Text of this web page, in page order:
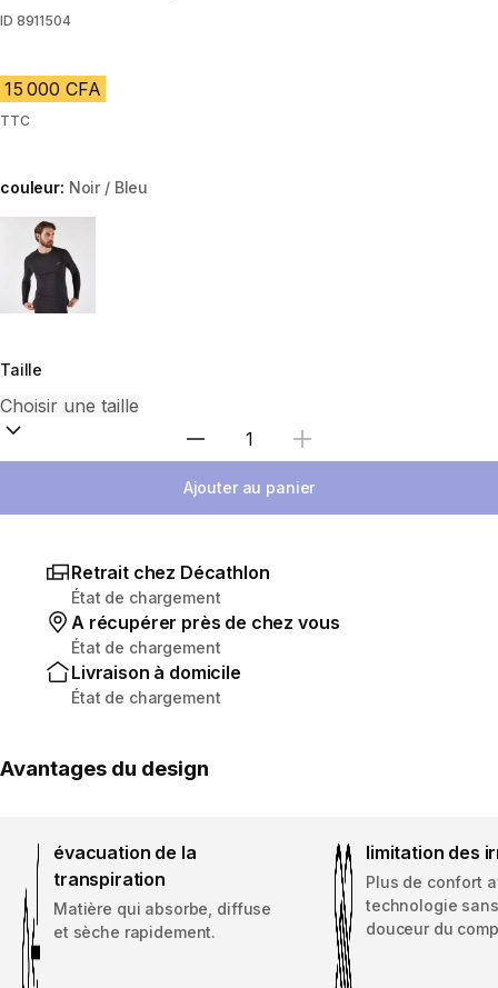
ID 8911504
15 000 CFA
TTC
couleur: Noir / Bleu
Choose a variant
Taille
Choisir une quantité
Ajouter au panier
Retrait chez Décathlon
État de chargement
A récupérer près de chez vous
État de chargement
Livraison à domicile
État de chargement
Avantages du design
évacuation de la
transpiration
Matière qui absorbe, diffuse
et sèche rapidement.
limitation des
Plus de confort
technologie
douceur du